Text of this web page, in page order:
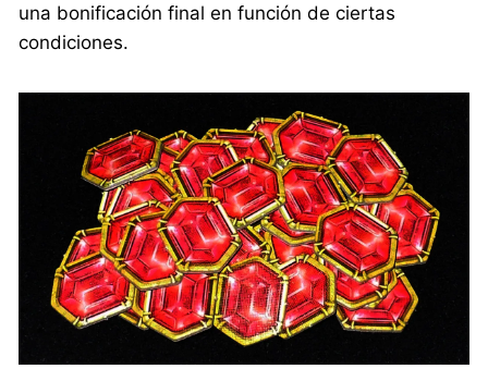
una bonificación final en función de ciertas
condiciones.